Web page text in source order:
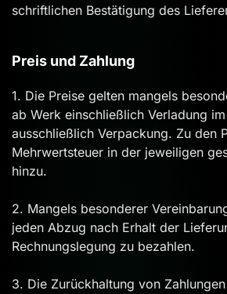
schriftlichen Bestätigung des
Preis und Zahlung
1. Die Preise gelten mangels
ab Werk einschließlich Verladung
ausschließlich Verpackung. Zu den
Mehrwertsteuer in der jeweiligen
hinzu.
2. Mangels besonderer
jeden Abzug nach Erhalt der
Rechnungslegung zu bezahlen.
3. Die Zurückhaltung von